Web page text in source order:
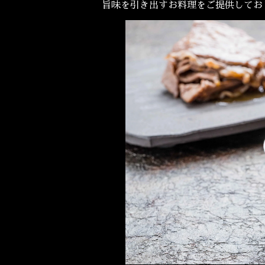
旨味を引き出すお料理をご提供して